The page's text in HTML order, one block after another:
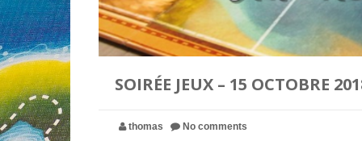
SOIRÉE JEUX – 15 OCTOBRE
thomas No comments